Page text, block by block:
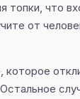
топки, что
от